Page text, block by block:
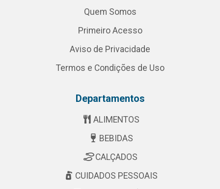
Quem Somos
Primeiro Acesso
Aviso de Privacidade
Termos e Condições de Uso
Departamentos
ALIMENTOS
BEBIDAS
CALÇADOS
CUIDADOS PESSOAIS